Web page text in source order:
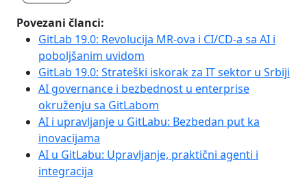
Povezani članci:
GitLab 19.0: Revolucija MR-ova i CI/CD-a sa AI i
poboljšanim uvidom
GitLab 19.0: Strateški iskorak za IT sektor u Srbiji
AI governance i bezbednost u enterprise
okruženju sa GitLabom
AI i upravljanje u GitLabu: Bezbedan put ka
inovacijama
AI u GitLabu: Upravljanje, praktični agenti i
integracija